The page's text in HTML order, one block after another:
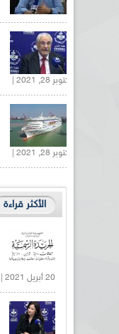
أكتوبر 28, 2021 |
أكتوبر 28, 2021 |
الأكثر قراءة
20 أبريل 2021 |